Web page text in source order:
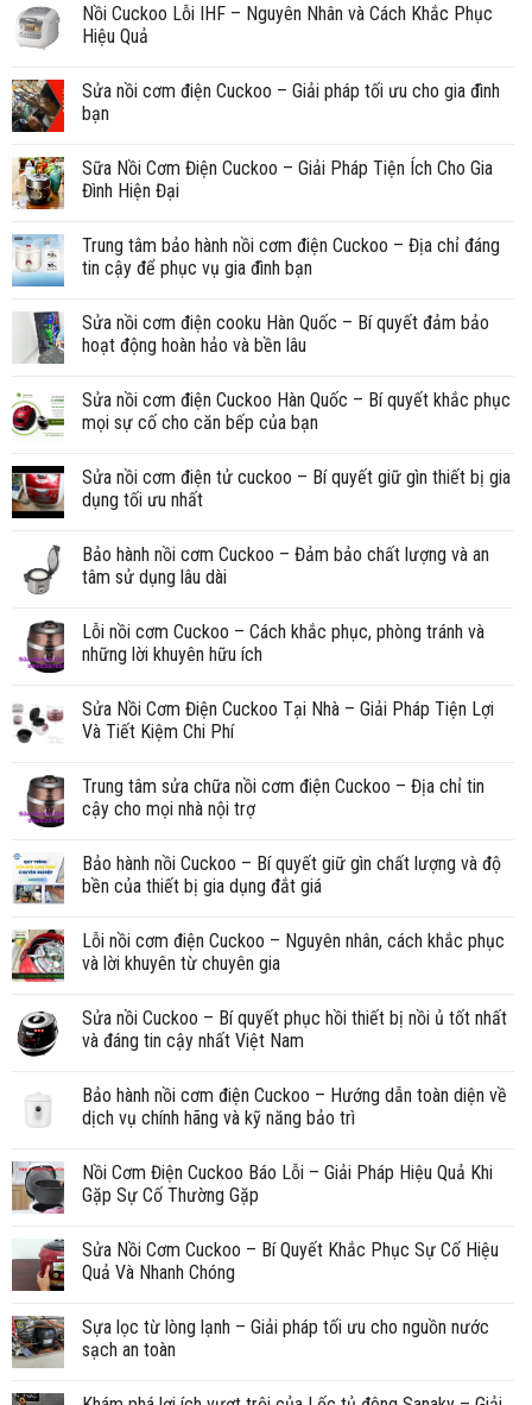
Nồi Cuckoo Lỗi IHF – Nguyên Nhân và Cách Khắc Phục
Hiệu Quả
Sửa nồi cơm điện Cuckoo – Giải pháp tối ưu cho gia đình
bạn
Sữa Nồi Cơm Điện Cuckoo – Giải Pháp Tiện Ích Cho Gia
Đình Hiện Đại
Trung tâm bảo hành nồi cơm điện Cuckoo – Địa chỉ đáng
tin cậy để phục vụ gia đình bạn
Sửa nồi cơm điện cooku Hàn Quốc – Bí quyết đảm bảo
hoạt động hoàn hảo và bền lâu
Sửa nồi cơm điện Cuckoo Hàn Quốc – Bí quyết khắc phục
mọi sự cố cho căn bếp của bạn
Sửa nồi cơm điện tử cuckoo – Bí quyết giữ gìn thiết bị gia
dụng tối ưu nhất
Bảo hành nồi cơm Cuckoo – Đảm bảo chất lượng và an
tâm sử dụng lâu dài
Lỗi nồi cơm Cuckoo – Cách khắc phục, phòng tránh và
những lời khuyên hữu ích
Sửa Nồi Cơm Điện Cuckoo Tại Nhà – Giải Pháp Tiện Lợi
Và Tiết Kiệm Chi Phí
Trung tâm sửa chữa nồi cơm điện Cuckoo – Địa chỉ tin
cậy cho mọi nhà nội trợ
Bảo hành nồi Cuckoo – Bí quyết giữ gìn chất lượng và độ
bền của thiết bị gia dụng đắt giá
Lỗi nồi cơm điện Cuckoo – Nguyên nhân, cách khắc phục
và lời khuyên từ chuyên gia
Sửa nồi Cuckoo – Bí quyết phục hồi thiết bị nồi ủ tốt nhất
và đáng tin cậy nhất Việt Nam
Bảo hành nồi cơm điện Cuckoo – Hướng dẫn toàn diện về
dịch vụ chính hãng và kỹ năng bảo trì
Nồi Cơm Điện Cuckoo Báo Lỗi – Giải Pháp Hiệu Quả Khi
Gặp Sự Cố Thường Gặp
Sửa Nồi Cơm Cuckoo – Bí Quyết Khắc Phục Sự Cố Hiệu
Quả Và Nhanh Chóng
Sựa lọc từ lòng lạnh – Giải pháp tối ưu cho nguồn nước
sạch an toàn